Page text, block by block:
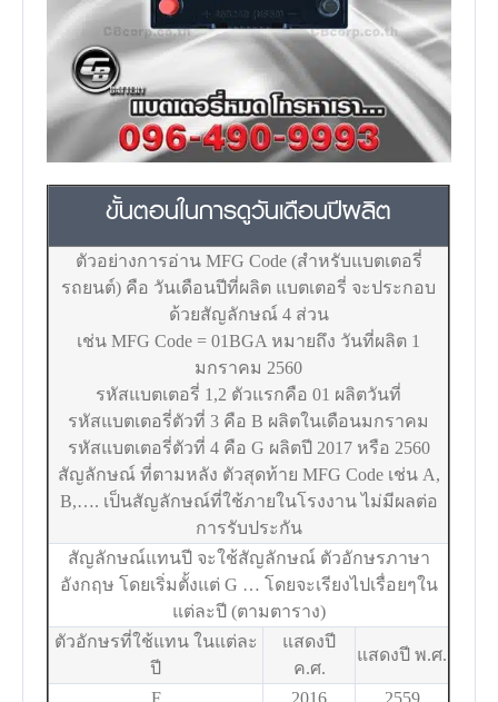
ขั้นตอนในการดูวันเดือนปีผลิต
ตัวอย่างการอ่าน MFG Code (สำหรับแบตเตอรี่
รถยนต์) คือ วันเดือนปีที่ผลิต แบตเตอรี่ จะประกอบ
ด้วยสัญลักษณ์ 4 ส่วน
เช่น MFG Code = 01BGA หมายถึง วันที่ผลิต 1
มกราคม 2560
รหัสแบตเตอรี่ 1,2 ตัวแรกคือ 01 ผลิตวันที่
รหัสแบตเตอรี่ตัวที่ 3 คือ B ผลิตในเดือนมกราคม
รหัสแบตเตอรี่ตัวที่ 4 คือ G ผลิตปี 2017 หรือ 2560
สัญลักษณ์ ที่ตามหลัง ตัวสุดท้าย MFG Code เช่น A,
B,…. เป็นสัญลักษณ์ที่ใช้ภายในโรงงาน ไม่มีผลต่อ
การรับประกัน
สัญลักษณ์แทนปี จะใช้สัญลักษณ์ ตัวอักษรภาษา
อังกฤษ โดยเริ่มตั้งแต่ G … โดยจะเรียงไปเรื่อยๆใน
แต่ละปี (ตามตาราง)
ตัวอักษรที่ใช้แทน ในแต่ละ
ปี
แสดงปี
ค.ศ.
แสดงปี พ.ศ.